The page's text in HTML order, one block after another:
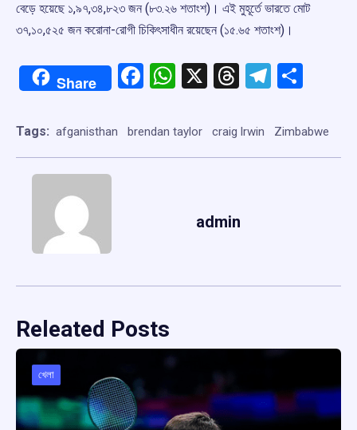
বেড়ে হয়েছে ১,৯৭,৩৪,৮২৩ জন (৮৩.২৬ শতাংশ)। এই মুহূর্তে ভারতে মোট
৩৭,১০,৫২৫ জন করোনা-রোগী চিকিৎসাধীন রয়েছেন (১৫.৬৫ শতাংশ)।
Share Facebook
WhatsApp
X Threads
Tags: afganisthan brendan taylor craig lrwin Zimbabwe
admin
Releated Posts
খেলা